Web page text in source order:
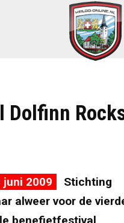
juni 2009
Stichting
alweer voor de
benefietfestival